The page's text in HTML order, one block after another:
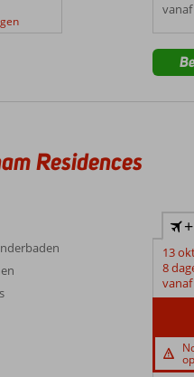
Residences
+
13
8